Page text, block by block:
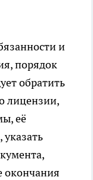
и
порядок
обратить
лицензии,
её
окончания